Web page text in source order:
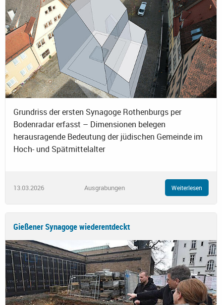
Grundriss der ersten Synagoge Rothenburgs per
Bodenradar erfasst – Dimensionen belegen
herausragende Bedeutung der jüdischen Gemeinde im
Hoch- und Spätmittelalter
13.03.2026 Ausgrabungen Weiterlesen
Gießener Synagoge wiederentdeckt